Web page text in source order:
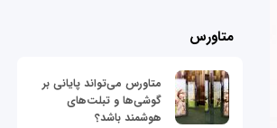
متاورس
متاورس می‌تواند پایانی بر
گوشی‌ها و تبلت‌های
هوشمند باشد؟